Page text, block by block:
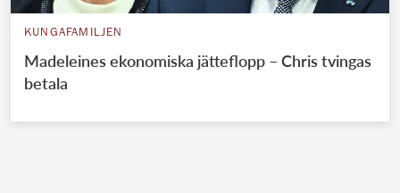
KUNGAFAMILJEN
Madeleines ekonomiska jätteflopp – Chris tvingas
betala